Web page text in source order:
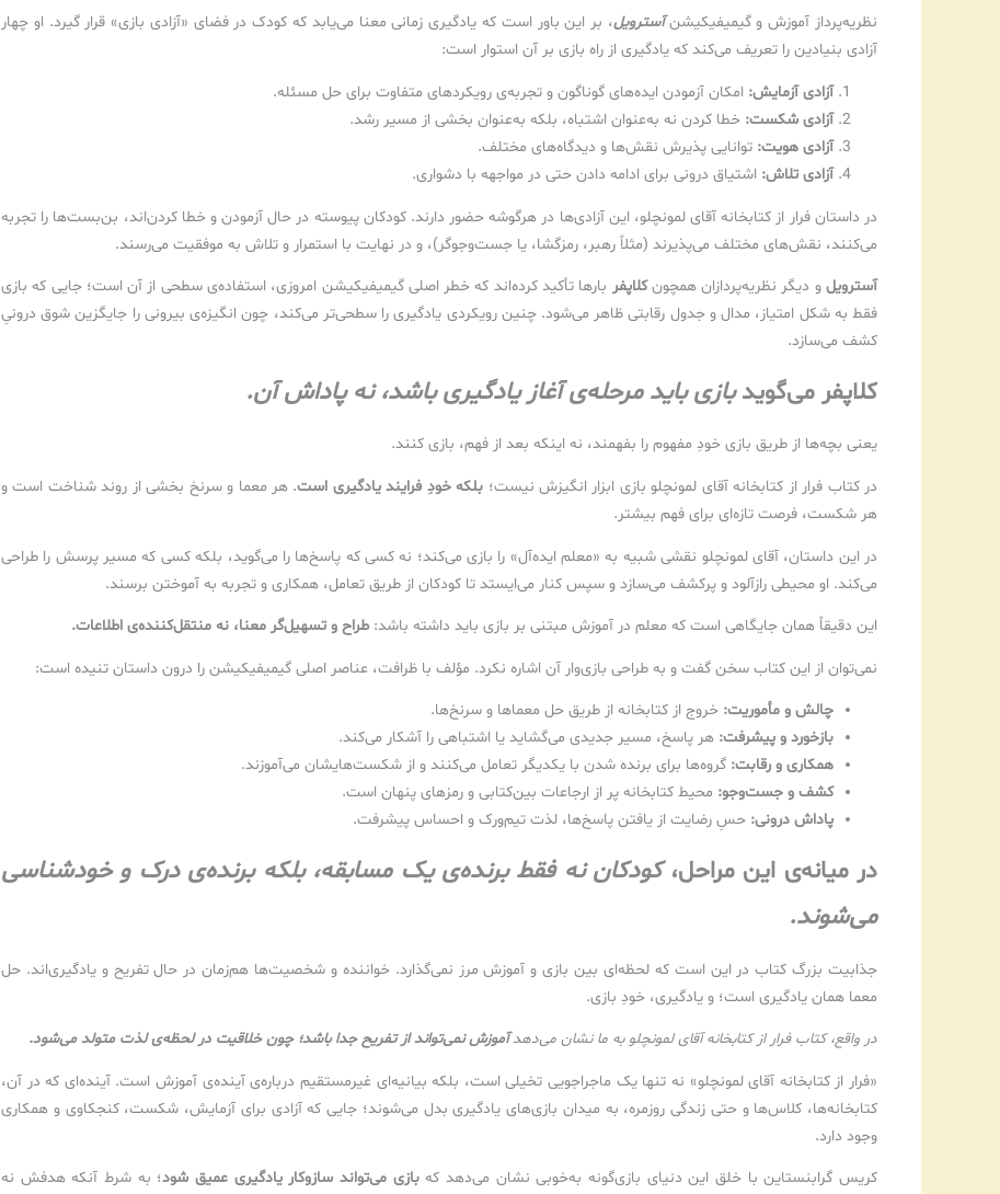
نظریه‌پرداز آموزش و گیمیفیکیشنآسترویل، بر این باور است که یادگیری زمانی معنا می‌یابد که کودک در فضای «آزادی بازی» قرار گیرد. او چهار
آزادی بنیادین را تعریف می‌کند که یادگیری از راه بازی بر آن استوار است:
آزادی آزمایش: امکان آزمودن ایده‌های گوناگون و تجربه‌ی رویکردهای متفاوت برای حل مسئله.
آزادی شکست: خطا کردن نه به‌عنوان اشتباه، بلکه به‌عنوان بخشی از مسیر رشد.
آزادی هویت: توانایی پذیرش نقش‌ها و دیدگاه‌های مختلف.
آزادی تلاش: اشتیاق درونی برای ادامه دادن حتی در مواجهه با دشواری.
در داستان فرار از کتابخانه آقای لمونچلو، این آزادی‌ها در هرگوشه حضور دارند. کودکان پیوسته در حال آزمودن و خطا کردن‌اند، بن‌بست‌ها را تجربه
می‌کنند، نقش‌های مختلف می‌پذیرند (مثلاً رهبر، رمزگشا، یا جست‌وجوگر)، و در نهایت با استمرار و تلاش به موفقیت می‌رسند.
آسترویلو دیگر نظریه‌پردازان همچونکلاپفر بارها تأکید کرده‌اند که خطر اصلی گیمیفیکیشن امروزی، استفاده‌ی سطحی از آن است؛ جایی که بازی
فقط به شکل امتیاز، مدال و جدول رقابتی ظاهر می‌شود. چنین رویکردی یادگیری را سطحی‌تر می‌کند، چون انگیزه‌ی بیرونی را جایگزین شوق درونیِ
کشف می‌سازد.
کلاپفر می‌گویدبازی باید مرحله‌ی آغاز یادگیری باشد، نه پاداش آن.
یعنی بچه‌ها از طریق بازی خودِ مفهوم را بفهمند، نه اینکه بعد از فهم، بازی کنند.
در کتاب فرار از کتابخانه آقای لمونچلو بازی ابزار انگیزش نیست؛ بلکه خودِ فرایند یادگیری است. هر معما و سرنخ بخشی از روند شناخت است و
هر شکست، فرصت تازه‌ای برای فهم بیشتر.
در این داستان، آقای لمونچلو نقشی شبیه به «معلم ایده‌آل» را بازی می‌کند؛ نه کسی که پاسخ‌ها را می‌گوید، بلکه کسی که مسیر پرسش را طراحی
می‌کند. او محیطی رازآلود و پرکشف می‌سازد و سپس کنار می‌ایستد تا کودکان از طریق تعامل، همکاری و تجربه به آموختن برسند.
این دقیقاً همان جایگاهی است که معلم در آموزش مبتنی بر بازی باید داشته باشد:طراح و تسهیل‌گر معنا، نه منتقل‌کننده‌ی اطلاعات.
نمی‌توان از این کتاب سخن گفت و به طراحی بازی‌وار آن اشاره نکرد. مؤلف با ظرافت، عناصر اصلی گیمیفیکیشن را درون داستان تنیده است:
چالش و مأموریت: خروج از کتابخانه از طریق حل معماها و سرنخ‌ها.
بازخورد و پیشرفت: هر پاسخ، مسیر جدیدی می‌گشاید یا اشتباهی را آشکار می‌کند.
همکاری و رقابت: گروه‌ها برای برنده شدن با یکدیگر تعامل می‌کنند و از شکست‌هایشان می‌آموزند.
کشف و جست‌وجو: محیط کتابخانه پر از ارجاعات بین‌کتابی و رمزهای پنهان است.
پاداش درونی: حسِ رضایت از یافتن پاسخ‌ها، لذت تیم‌ورک و احساس پیشرفت.
در میانه‌ی این مراحل،کودکان نه فقط برنده‌ی یک مسابقه، بلکه برنده‌ی درک و خودشناسی
می‌شوند.
جذابیت بزرگ کتاب در این است که لحظه‌ای بین بازی و آموزش مرز نمی‌گذارد. خواننده و شخصیت‌ها هم‌زمان در حال تفریح و یادگیری‌اند. حل
معما همان یادگیری است؛ و یادگیری، خودِ بازی.
در واقع، کتاب فرار از کتابخانه آقای لمونچلو به ما نشان می‌دهدآموزش نمی‌تواند از تفریح جدا باشد؛ چون خلاقیت در لحظه‌ی لذت متولد می‌شود.
«فرار از کتابخانه آقای لمونچلو» نه تنها یک ماجراجویی تخیلی است، بلکه بیانیه‌ای غیرمستقیم درباره‌ی آینده‌ی آموزش است. آینده‌ای که در آن،
کتابخانه‌ها، کلاس‌ها و حتی زندگی روزمره، به میدان بازی‌های یادگیری بدل می‌شوند؛ جایی که آزادی برای آزمایش، شکست، کنجکاوی و همکاری
وجود دارد.
کریس گرابنستاین با خلق این دنیای بازی‌گونه به‌خوبی نشان می‌دهد کهبازی می‌تواند سازوکار یادگیری عمیق شود؛ به شرط آنکه هدفش نه